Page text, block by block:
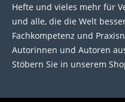
Hefte und vieles mehr für
und alle, die die Welt
Fachkompetenz und
Autorinnen und Autoren
Stöbern Sie in unserem